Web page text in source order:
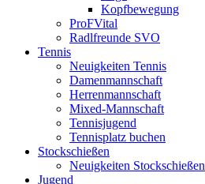
Kopfbewegung
ProFVital
Radlfreunde SVO
Tennis
Neuigkeiten Tennis
Damenmannschaft
Herrenmannschaft
Mixed-Mannschaft
Tennisjugend
Tennisplatz buchen
Stockschießen
Neuigkeiten Stockschießen
Jugend